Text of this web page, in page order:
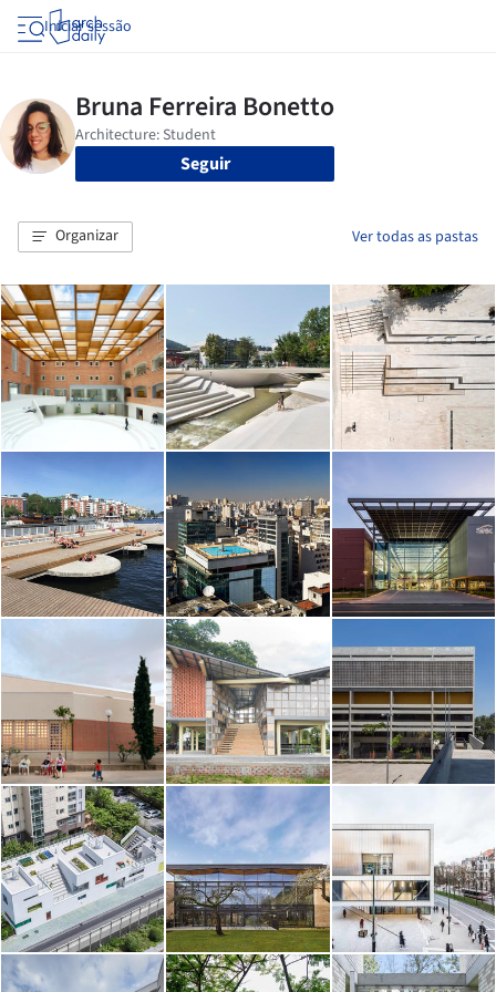
Iniciar sessão
Seguir
Organizar Ver todas as pastas